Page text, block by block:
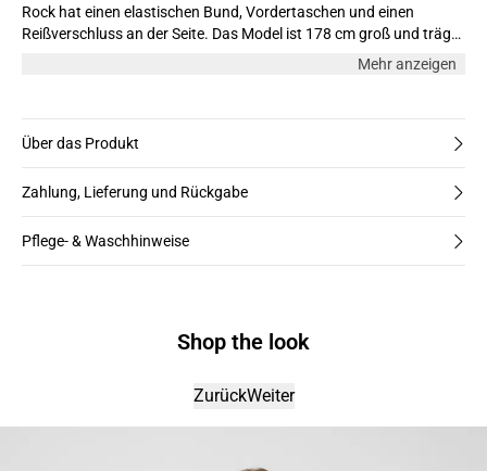
Rock hat einen elastischen Bund, Vordertaschen und einen
Reißverschluss an der Seite. Das Model ist 178 cm groß und trägt
Mehr anzeigen
Über das Produkt
Zahlung, Lieferung und Rückgabe
Pflege- & Waschhinweise
Shop the look
ZurückWeiter